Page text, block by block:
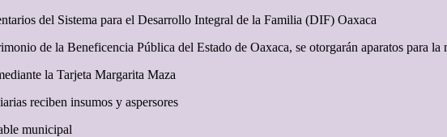
del Sistema para el Desarrollo Integral de la Familia (DIF) Oaxaca
de la Beneficencia Pública del Estado de Oaxaca, se otorgarán aparatos para la
la Tarjeta Margarita Maza
reciben insumos y aspersores
municipal